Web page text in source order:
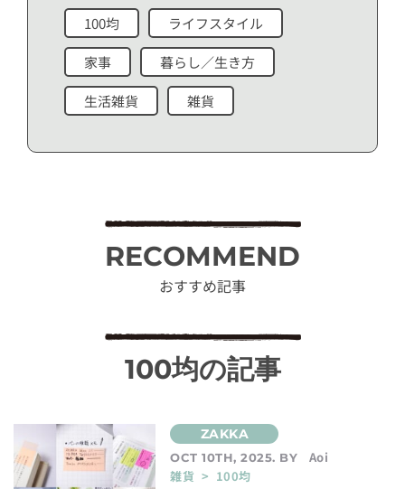
100均 ライフスタイル
家事 暮らし／生き方
生活雑貨 雑貨
RECOMMEND
おすすめ記事
100均の記事
OCT 10TH, 2025. BY
Aoi
雑貨 > 100均